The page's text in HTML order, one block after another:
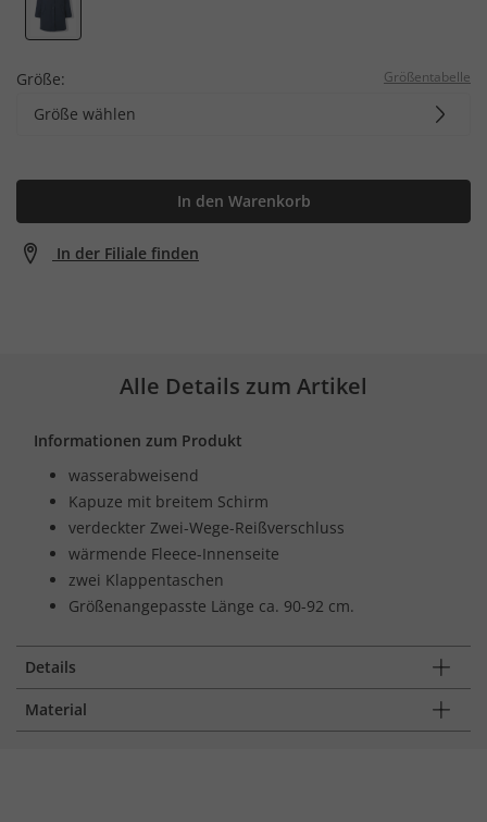
Größe: Größentabelle
Größe wählen
In den Warenkorb
In der Filiale finden
Alle Details zum Artikel
Informationen zum Produkt
wasserabweisend
Kapuze mit breitem Schirm
verdeckter Zwei-Wege-Reißverschluss
wärmende Fleece-Innenseite
zwei Klappentaschen
Größenangepasste Länge ca. 90-92 cm.
Details
Material